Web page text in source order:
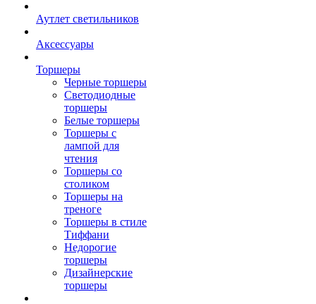
Аутлет светильников
Аксессуары
Торшеры
Черные торшеры
Светодиодные
торшеры
Белые торшеры
Торшеры с
лампой для
чтения
Торшеры со
столиком
Торшеры на
треноге
Торшеры в стиле
Тиффани
Недорогие
торшеры
Дизайнерские
торшеры